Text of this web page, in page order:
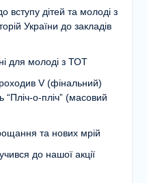
вступу дітей та молоді з
України до закладів
для молоді з ТОТ
V (фінальний)
“Пліч-о-пліч” (масовий
та нових мрій
до нашої акції